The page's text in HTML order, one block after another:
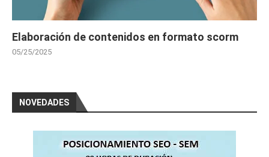
Elaboración de contenidos en formato scorm
05/25/2025
NOVEDADES